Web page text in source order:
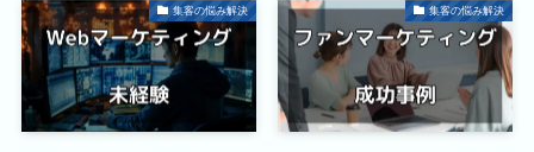
集客の悩み解決 集客の悩み解決